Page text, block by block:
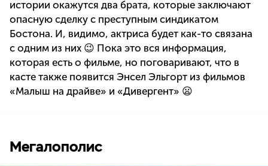
истории окажутся два брата, которые заключают
опасную сделку с преступным синдикатом
Бостона. И, видимо, актриса будет как-то связана
с одним из них 😉 Пока это вся информация,
которая есть о фильме, но поговаривают, что в
касте также появится Энсел Эльгорт из фильмов
«Малыш на драйве» и «Дивергент» 😦
Мегалополис